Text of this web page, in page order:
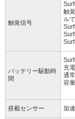
触覚信号
触
ル
バッテリー駆動時
間
充
通
容
搭載センサー 加